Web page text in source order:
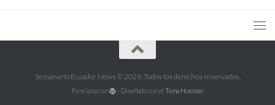
Semanario Ecuador News © 2026. Todos los derechos reservados.
Funciona con - Diseñado con el Tema Hueman